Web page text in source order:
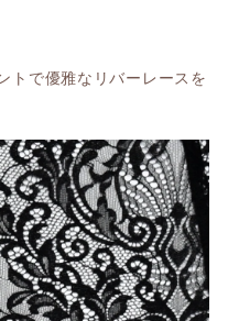
トで優雅なリバーレースを